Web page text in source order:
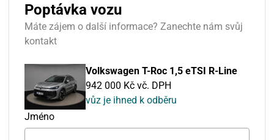
Poptávka vozu
Máte zájem o další informace? Zanechte nám svůj
kontakt
Volkswagen T-Roc 1,5 eTSI R-Line
942 000 Kč vč. DPH
vůz je ihned k odběru
Jméno